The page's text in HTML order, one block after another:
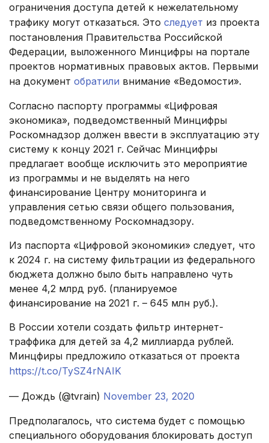
ограничения доступа детей к нежелательному
трафику могут отказаться. Это следует из проекта
постановления Правительства Российской
Федерации, выложенного Минцифры на портале
проектов нормативных правовых актов. Первыми
на документ обратили внимание «Ведомости».
Согласно паспорту программы «Цифровая
экономика», подведомственный Минцифры
Роскомнадзор должен ввести в эксплуатацию эту
систему к концу 2021 г. Сейчас Минцифры
предлагает вообще исключить это мероприятие
из программы и не выделять на него
финансирование Центру мониторинга и
управления сетью связи общего пользования,
подведомственному Роскомнадзору.
Из паспорта «Цифровой экономики» следует, что
к 2024 г. на систему фильтрации из федерального
бюджета должно было быть направлено чуть
менее 4,2 млрд руб. (планируемое
финансирование на 2021 г. – 645 млн руб.).
В России хотели создать фильтр интернет-
траффика для детей за 4,2 миллиарда рублей.
Минцфиры предложило отказаться от проекта
https://t.co/TySZ4rNAIK
— Дождь (@tvrain) November 23, 2020
Предполагалось, что система будет с помощью
специального оборудования блокировать доступ